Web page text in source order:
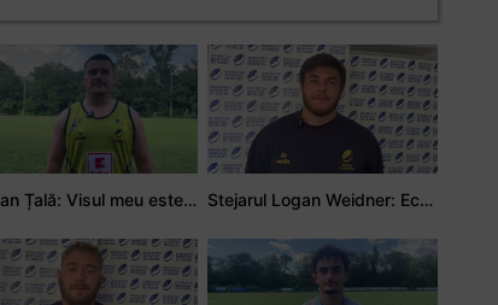
Adrian Țală: Visul meu este să debutez pentru România Stejarul Logan Weidner: Echipa a muncit mult, iar asta se va vedea în meciurile de la Nations Cup